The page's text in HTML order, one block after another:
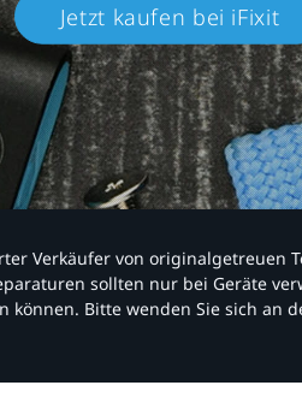
Jetzt kaufen bei iFixit​
Verkäufer von originalgetreuen
sollten nur bei Geräte
Bitte wenden Sie sich an